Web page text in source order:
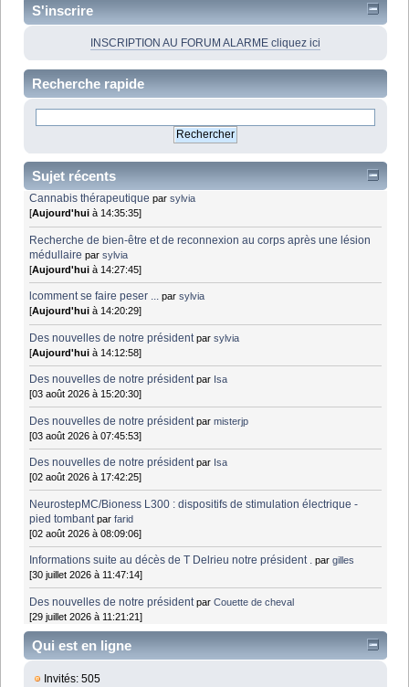
S'inscrire
INSCRIPTION AU FORUM ALARME cliquez ici
Recherche rapide
Sujet récents
Cannabis thérapeutique parsylvia
[Aujourd'hui à 14:35:35]
Recherche de bien-être et de reconnexion au corps après une lésion
médullaire parsylvia
[Aujourd'hui à 14:27:45]
lcomment se faire peser ... parsylvia
[Aujourd'hui à 14:20:29]
Des nouvelles de notre président parsylvia
[Aujourd'hui à 14:12:58]
Des nouvelles de notre président par Isa
[03 août 2026 à 15:20:30]
Des nouvelles de notre président parmisterjp
[03 août 2026 à 07:45:53]
Des nouvelles de notre président par Isa
[02 août 2026 à 17:42:25]
NeurostepMC/Bioness L300 : dispositifs de stimulation électrique -
pied tombant parfarid
[02 août 2026 à 08:09:06]
Informations suite au décès de T Delrieu notre président . pargilles
[30 juillet 2026 à 11:47:14]
Des nouvelles de notre président parCouette de cheval
[29 juillet 2026 à 11:21:21]
Qui est en ligne
Invités: 505